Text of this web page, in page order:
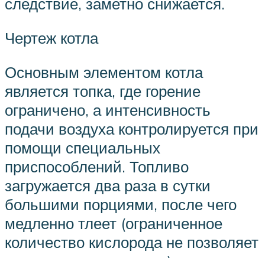
следствие, заметно снижается.
Чертеж котла
Основным элементом котла
является топка, где горение
ограничено, а интенсивность
подачи воздуха контролируется при
помощи специальных
приспособлений. Топливо
загружается два раза в сутки
большими порциями, после чего
медленно тлеет (ограниченное
количество кислорода не позволяет